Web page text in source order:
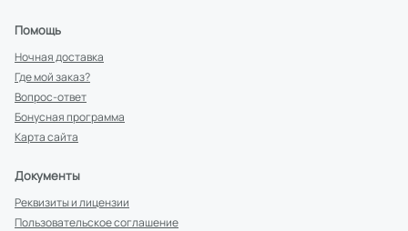
Помощь
Ночная доставка
Где мой заказ?
Вопрос-ответ
Бонусная программа
Карта сайта
Документы
Реквизиты и лицензии
Пользовательское соглашение